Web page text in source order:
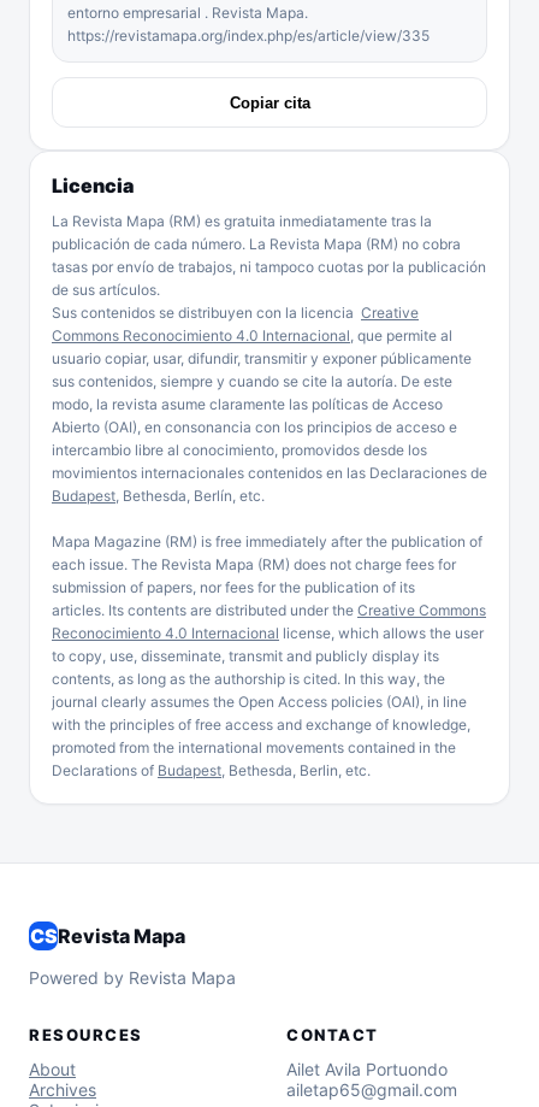
entorno empresarial . Revista Mapa.
https://revistamapa.org/index.php/es/article/view/335
Copiar cita
Licencia
La Revista Mapa (RM) es gratuita inmediatamente tras la
publicación de cada número. La Revista Mapa (RM) no cobra
tasas por envío de trabajos, ni tampoco cuotas por la publicación
de sus artículos.
Sus contenidos se distribuyen con la licencia Creative
Commons Reconocimiento 4.0 Internacional, que permite al
usuario copiar, usar, difundir, transmitir y exponer públicamente
sus contenidos, siempre y cuando se cite la autoría. De este
modo, la revista asume claramente las políticas de Acceso
Abierto (OAI), en consonancia con los principios de acceso e
intercambio libre al conocimiento, promovidos desde los
movimientos internacionales contenidos en las Declaraciones de
Budapest, Bethesda, Berlín, etc.
Mapa Magazine (RM) is free immediately after the publication of
each issue. The Revista Mapa (RM) does not charge fees for
submission of papers, nor fees for the publication of its
articles. Its contents are distributed under the Creative Commons
Reconocimiento 4.0 Internacional license, which allows the user
to copy, use, disseminate, transmit and publicly display its
contents, as long as the authorship is cited. In this way, the
journal clearly assumes the Open Access policies (OAI), in line
with the principles of free access and exchange of knowledge,
promoted from the international movements contained in the
Declarations of Budapest, Bethesda, Berlin, etc.
CSRevista Mapa
Powered by Revista Mapa
RESOURCES
About
Archives
CONTACT
Ailet Avila Portuondo
ailetap65@gmail.com